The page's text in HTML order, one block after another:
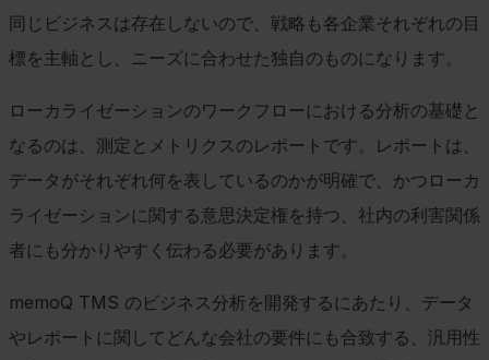
同じビジネスは存在しないので、戦略も各企業それぞれの目
標を主軸とし、ニーズに合わせた独自のものになります。
ローカライゼーションのワークフローにおける分析の基礎と
なるのは、測定とメトリクスのレポートです。レポートは、
データがそれぞれ何を表しているのかが明確で、かつローカ
ライゼーションに関する意思決定権を持つ、社内の利害関係
者にも分かりやすく伝わる必要があります。
memoQ TMS のビジネス分析を開発するにあたり、データ
やレポートに関してどんな会社の要件にも合致する、汎用性